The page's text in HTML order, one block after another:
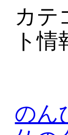
カテ
ト情
のん